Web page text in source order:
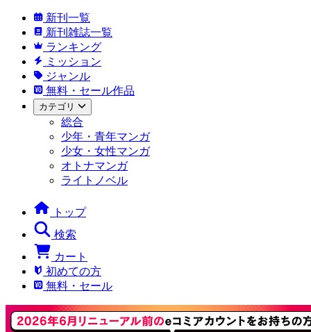
新刊一覧
新刊雑誌一覧
ランキング
ミッション
ジャンル
無料・セール作品
カテゴリ
総合
少年・青年マンガ
少女・女性マンガ
オトナマンガ
ライトノベル
トップ
検索
カート
初めての方
無料・セール